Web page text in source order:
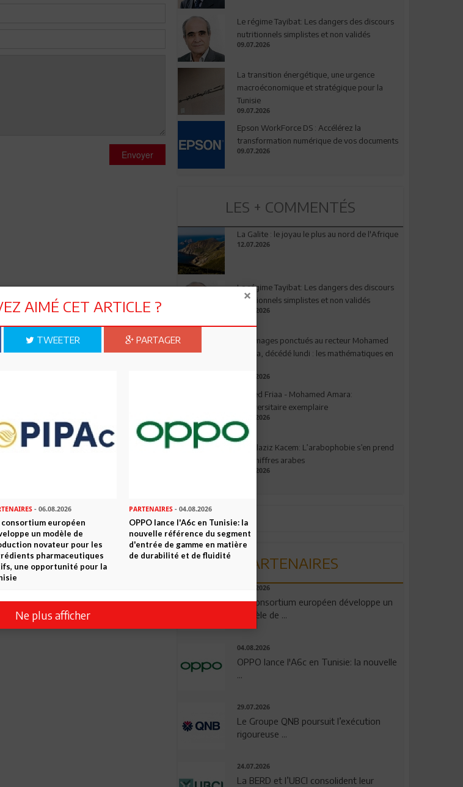
Envoyer
Le régime Tayibat: Les dangers des discours
nutritionnels simplistes et non validés
09.07.2026
La transition énergétique, une urgence
macroéconomique et stratégique pour la
Tunisie
09.07.2026
Epson WorkForce DS : Accélérez la
transformation numérique de vos documents
09.07.2026
LES + COMMENTÉS
La Galite : le joyau le plus au nord de l'Afrique
12.07.2026
Le régime Tayibat: Les dangers des discours
nutritionnels simplistes et non validés
09.07.2026
Hommages ponctués au recteur Mohamed
Amara, décédé lundi : les mathématiques en
03.08.2026
Ahmed Friaa - Mohamed Amara:
l’Universitaire exemplaire
04.08.2026
Abdelaziz Kacem: L’arabophobie s’en prend
aux chiffres arabes
09.07.2026
PARTENAIRES
06.08.2026
Un consortium européen développe un
modèle de ...
04.08.2026
OPPO lance l'A6c en Tunisie: la nouvelle
29.07.2026
Le Groupe QNB poursuit l’exécution
rigoureuse ...
24.07.2026
La BERD et l’UBCI consolident leur
AIMÉ CET ARTICLE ?
TWEETER PARTAGER
- 06.08.2026
consortium européen
un modèle de
novateur pour les
pharmaceutiques
une opportunité pour la
PARTENAIRES- 04.08.2026
OPPO lance l'A6c en Tunisie: la
nouvelle référence du segment
d'entrée de gamme en matière
de durabilité et de fluidité
Ne plus afficher